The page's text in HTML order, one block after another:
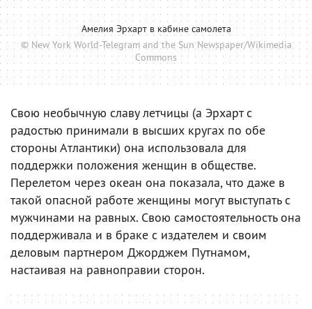
Амелия Эрхарт в кабине самолета
© New York World-Telegram and the Sun Newspaper/Wikimedia
Commons
Свою необычную славу летчицы (а Эрхарт с
радостью принимали в высших кругах по обе
стороны Атлантики) она использовала для
поддержки положения женщин в обществе.
Перелетом через океан она показала, что даже в
такой опасной работе женщины могут выступать с
мужчинами на равных. Свою самостоятельность она
поддерживала и в браке с издателем и своим
деловым партнером Джорджем Путнамом,
настаивая на равноправии сторон.